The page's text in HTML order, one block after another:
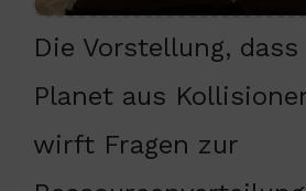
Die Vorstellung,
Planet aus
wirft Fragen zur